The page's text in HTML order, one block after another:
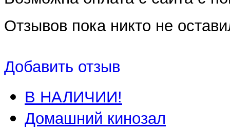
Отзывов пока никто не
Добавить отзыв
В НАЛИЧИИ!
Домашний кинозал